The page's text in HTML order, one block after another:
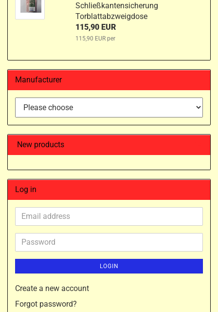
Schließkantensicherung
Torblattabzweigdose
115,90 EUR
115,90 EUR per
Manufacturer
New products
Log in
Email
address
Password
LOGIN
Create a new account
Forgot password?